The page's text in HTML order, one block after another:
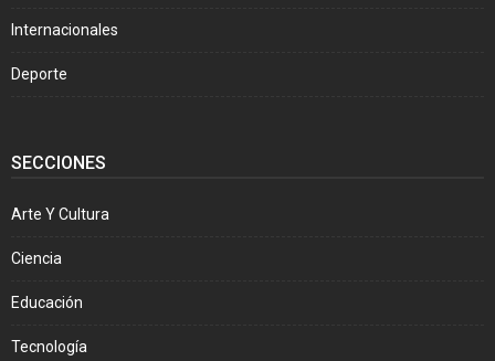
Internacionales
Deporte
SECCIONES
Arte Y Cultura
Ciencia
Educación
Tecnología